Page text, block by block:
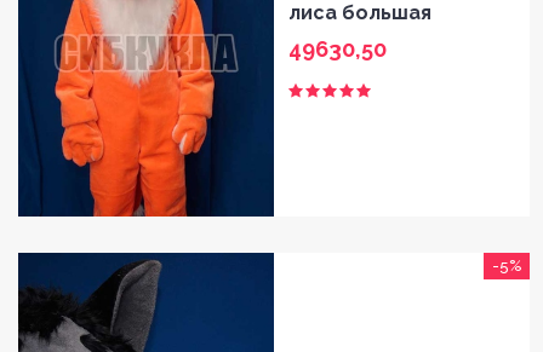
лиса большая
49630,50
-5%